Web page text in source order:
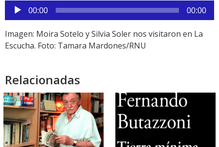
Reproductor
de
audio
00:00 00:00
Imagen: Moira Sotelo y Silvia Soler nos visitaron en La
Escucha. Foto: Tamara Mardones/RNU
Relacionadas